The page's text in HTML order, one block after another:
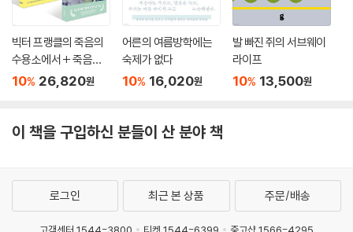
빅터 프랭클의 죽음의
수용소에서 + 죽음의
수용소 이후 세트
10% 26,820원
어른의 여름방학에는
숙제가 없다
10% 16,020원
발 빠진 쥐의 서브웨이
라이프
10% 13,500원
이 책을 구입하신 분들이 산 분야 책
로그인 최근 본 상품 주문/배송